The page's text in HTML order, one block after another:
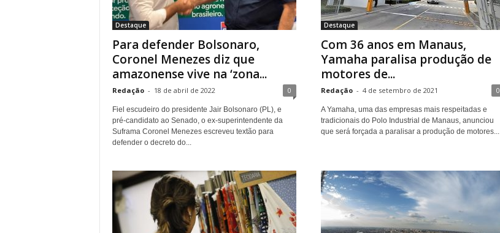
Destaque
Para defender Bolsonaro,
Coronel Menezes diz que
amazonense vive na ‘zona...
Redação - 18 de abril de 2022 0
Fiel escudeiro do presidente Jair Bolsonaro (PL), e
pré-candidato ao Senado, o ex-superintendente da
Suframa Coronel Menezes escreveu textão para
defender o decreto do...
Destaque
Com 36 anos em Manaus,
Yamaha paralisa produção de
motores de...
Redação - 4 de setembro de 2021 0
A Yamaha, uma das empresas mais respeitadas e
tradicionais do Polo Industrial de Manaus, anunciou
que será forçada a paralisar a produção de motores...